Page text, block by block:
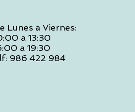
Lunes a Viernes:
a 13:30
a 19:30
986 422 984